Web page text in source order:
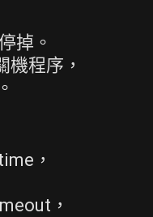
掉。
程序，
，
，